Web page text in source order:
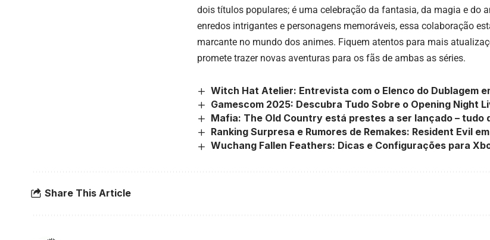
dois títulos populares; é uma celebração da fantasia, da magia e do
enredos intrigantes e personagens memoráveis, essa colaboração
marcante no mundo dos animes. Fiquem atentos para mais
promete trazer novas aventuras para os fãs de ambas as séries.
Witch Hat Atelier: Entrevista com o Elenco do Dublagem
Gamescom 2025: Descubra Tudo Sobre o Opening Night
Mafia: The Old Country está prestes a ser lançado – tudo
Ranking Surpresa e Rumores de Remakes: Resident Evil
Wuchang Fallen Feathers: Dicas e Configurações para
Share This Article